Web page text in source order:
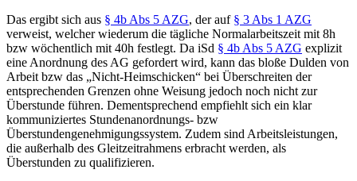
Das ergibt sich aus § 4b Abs 5 AZG, der auf § 3 Abs 1 AZG
verweist, welcher wiederum die tägliche Normalarbeitszeit mit 8h
bzw wöchentlich mit 40h festlegt. Da iSd § 4b Abs 5 AZG explizit
eine Anordnung des AG gefordert wird, kann das bloße Dulden von
Arbeit bzw das „Nicht-Heimschicken“ bei Überschreiten der
entsprechenden Grenzen ohne Weisung jedoch noch nicht zur
Überstunde führen. Dementsprechend empfiehlt sich ein klar
kommuniziertes Stundenanordnungs- bzw
Überstundengenehmigungssystem. Zudem sind Arbeitsleistungen,
die außerhalb des Gleitzeitrahmens erbracht werden, als
Überstunden zu qualifizieren.